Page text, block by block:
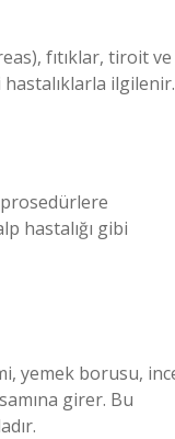
fıtıklar, tiroit ve
ilgilenir.
prosedürlere
hastalığı gibi
yemek borusu,
girer. Bu